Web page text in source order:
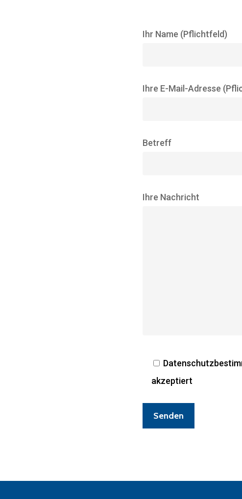
Ihr Name (Pflichtfeld)
Ihre E-Mail-Adresse
Betreff
Ihre Nachricht
akzeptiert